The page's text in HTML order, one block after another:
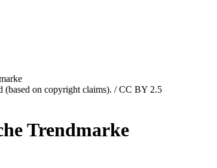
(based on copyright claims). / CC BY 2.5
Trendmarke